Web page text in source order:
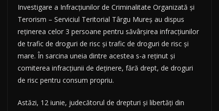
Investigare a Infracțiunilor de Criminalitate Organizată și
Terorism – Serviciul Teritorial Târgu Mureș au dispus
reținerea celor 3 persoane pentru săvârșirea infracțiunilor
de trafic de droguri de risc și trafic de droguri de risc și
mare. În sarcina uneia dintre acestea s-a reținut și
comiterea infracțiunii de deținere, fără drept, de droguri
de risc pentru consum propriu.
Astăzi, 12 iunie, judecătorul de drepturi și libertăți din